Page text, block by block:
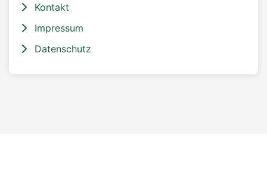
Kontakt
Impressum
Datenschutz